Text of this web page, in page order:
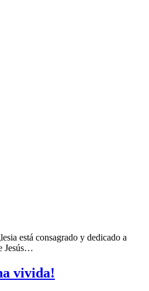
está consagrado y dedicado a
Jesús…
vivida!